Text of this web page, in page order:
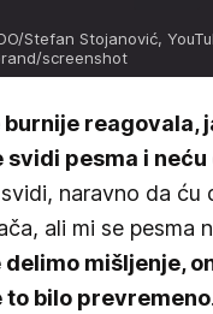
Stefan Stojanović,
screenshot
reagovala,
svidi pesma i
naravno da ću
ali mi se pesma
delimo mišljenje,
to bilo prevremeno